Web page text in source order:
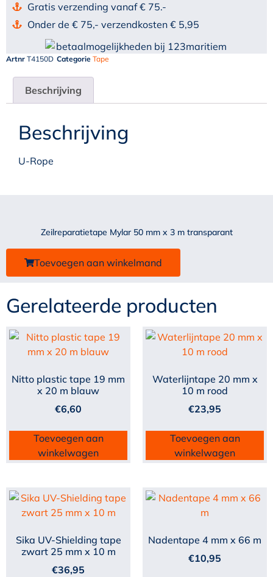
Gratis verzending vanaf € 75.-
Onder de € 75,- verzendkosten € 5,95
Artnr T4150D Categorie Tape
Beschrijving
Beschrijving
U-Rope
Zeilreparatietape Mylar 50 mm x 3 m transparant
Toevoegen aan winkelmand
Gerelateerde producten
Nitto plastic tape 19 mm
x 20 m blauw
€6,60
Toevoegen aan
winkelwagen
Waterlijntape 20 mm x
10 m rood
€23,95
Toevoegen aan
winkelwagen
Sika UV-Shielding tape
zwart 25 mm x 10 m
€36,95
Nadentape 4 mm x 66 m
€10,95